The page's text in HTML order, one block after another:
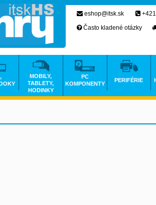
eshop@itsk.sk
Často kladené otázky
MOBILY,
TABLETY,
HODINKY
PC
KOMPONENTY
PERIFÉRIE